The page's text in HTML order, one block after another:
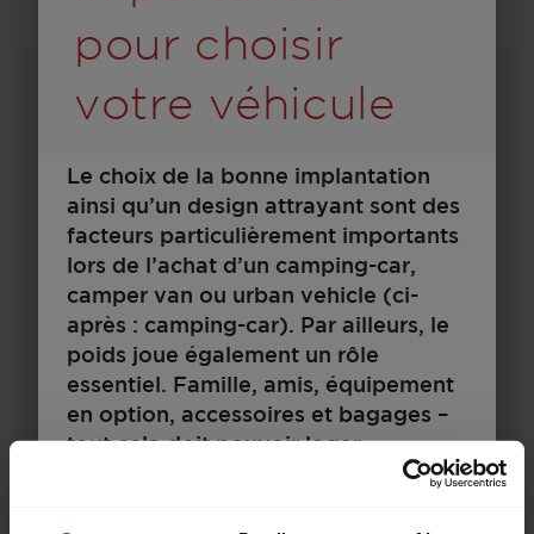
350 D
14 300,– €
Couchages
pour choisir
votre véhicule
Le choix de la bonne implantation
ainsi qu’un design attrayant sont des
facteurs particulièrement importants
lors de l’achat d’un camping-car,
camper van ou urban vehicle (ci-
après : camping-car). Par ailleurs, le
poids joue également un rôle
essentiel. Famille, amis, équipement
en option, accessoires et bagages –
tout cela doit pouvoir loger.
Parallèlement, il existe des limites